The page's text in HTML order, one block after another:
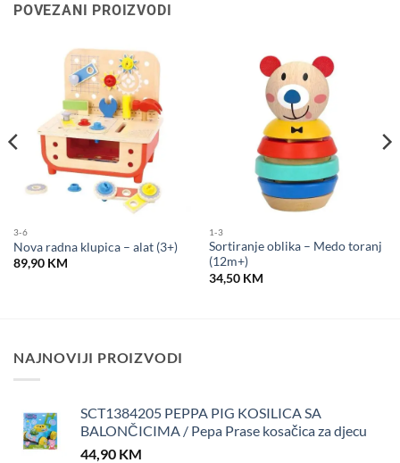
POVEZANI PROIZVODI
3-6
Nova radna klupica – alat (3+)
89,90 KM
1-3
Sortiranje oblika – Medo toranj
(12m+)
34,50 KM
NAJNOVIJI PROIZVODI
SCT1384205 PEPPA PIG KOSILICA SA
BALONČICIMA / Pepa Prase kosačica za djecu
44,90 KM